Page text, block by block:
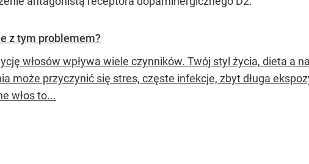
z tym problemem?
włosów wpływa wiele czynników. Twój styl życia, dieta a
może przyczynić się stres, częste infekcje, zbyt długa
włos to...